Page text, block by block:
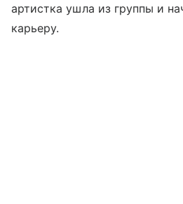
артистка ушла из группы и
карьеру.